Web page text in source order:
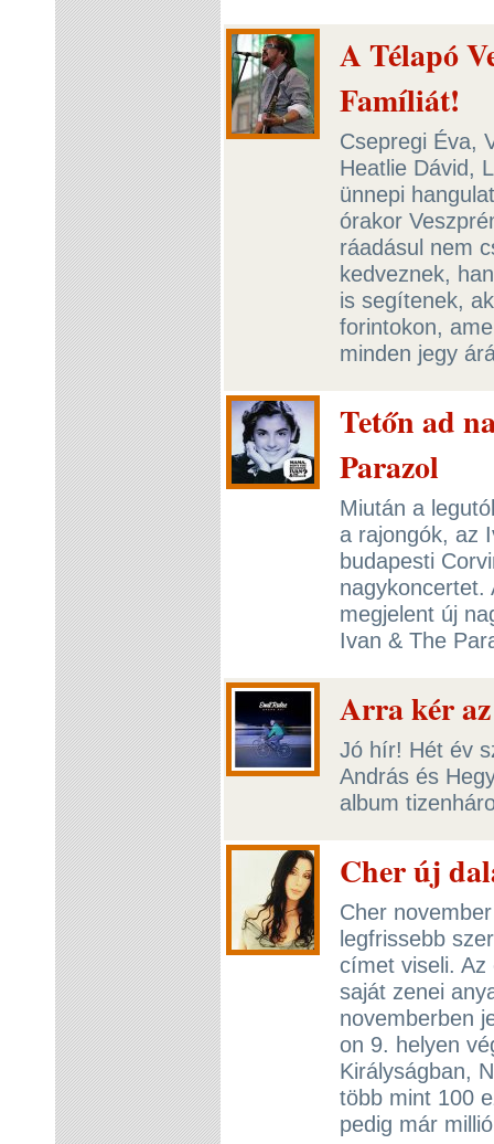
A Télapó
Famíliát!
Csepregi Éva,
Heatlie Dávid,
ünnepi
órakor
ráadásul nem
kedveznek,
is segítenek,
forintokon,
minden jegy
Tetőn ad
Parazol
Miután a
a rajongók, az
budapesti
nagykoncertet.
megjelent új
Ivan & The
Arra kér
Jó hír! Hét év
András és
album
Cher új
Cher
legfrissebb
címet viseli. Az
saját zenei
novemberben
on 9. helyen
Királyságban,
több mint 100
pedig már